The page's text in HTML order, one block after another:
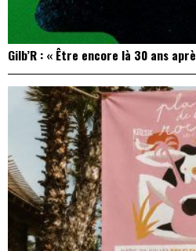
Gilb’R : « Être encore là 30 ans